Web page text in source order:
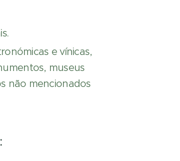
e vínicas,
museus
não mencionados